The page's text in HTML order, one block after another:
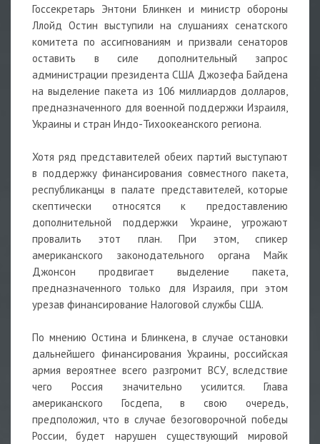
Госсекретарь Энтони Блинкен и министр обороны
Ллойд Остин выступили на слушаниях сенатского
комитета по ассигнованиям и призвали сенаторов
оставить в силе дополнительный запрос
администрации президента США Джозефа Байдена
на выделение пакета из 106 миллиардов долларов,
предназначенного для военной поддержки Израиля,
Украины и стран Индо-Тихоокеанского региона.
Хотя ряд представителей обеих партий выступают
в поддержку финансирования совместного пакета,
республиканцы в палате представителей, которые
скептически относятся к предоставлению
дополнительной поддержки Украине, угрожают
провалить этот план. При этом, спикер
американского законодательного органа Майк
Джонсон продвигает выделение пакета,
предназначенного только для Израиля, при этом
урезав финансирование Налоговой службы США.
По мнению Остина и Блинкена, в случае остановки
дальнейшего финансирования Украины, российская
армия вероятнее всего разгромит ВСУ, вследствие
чего Россия значительно усилится. Глава
американского Госдепа, в свою очередь,
предположил, что в случае безоговорочной победы
России, будет нарушен существующий мировой